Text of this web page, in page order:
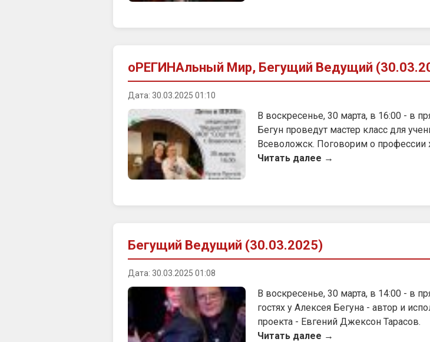
оРЕГИНАльный Мир, Бегущий Ведущий
Дата: 30.03.2025 01:10
В воскресенье, 30 марта, в 16:00 - в
Бегун проведут мастер класс для
Всеволожск. Поговорим о профессии
Читать далее →
Бегущий Ведущий (30.03.2025)
Дата: 30.03.2025 01:08
В воскресенье, 30 марта, в 14:00 - в
гостях у Алексея Бегуна - автор и
проекта - Евгений Джексон Тарасов.
Читать далее →